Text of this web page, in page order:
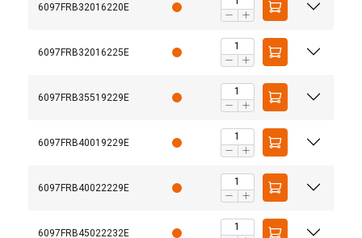
6097FRB32016220E
6097FRB32016225E
6097FRB35519229E
6097FRB40019229E
6097FRB40022229E
6097FRB45022232E